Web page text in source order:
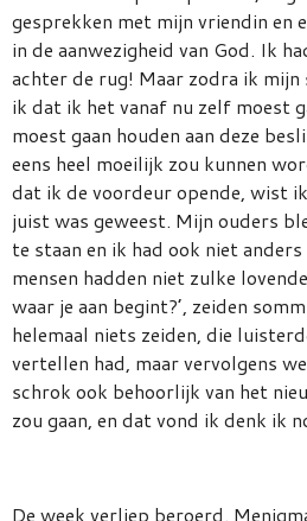
gesprekken met mijn vriendin en
in de aanwezigheid van God. Ik
achter de rug! Maar zodra ik
ik dat ik het vanaf nu zelf moest
moest gaan houden aan deze
eens heel moeilijk zou kunnen
dat ik de voordeur opende, wist
juist was geweest. Mijn ouders
te staan en ik had ook niet
mensen hadden niet zulke
waar je aan begint?’, zeiden
helemaal niets zeiden, die
vertellen had, maar vervolgens
schrok ook behoorlijk van het
zou gaan, en dat vond ik denk ik
De week verliep beroerd.